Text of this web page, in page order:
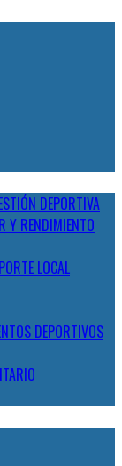
DEPORTIVA
Y RENDIMIENTO
LOCAL
DEPORTIVOS